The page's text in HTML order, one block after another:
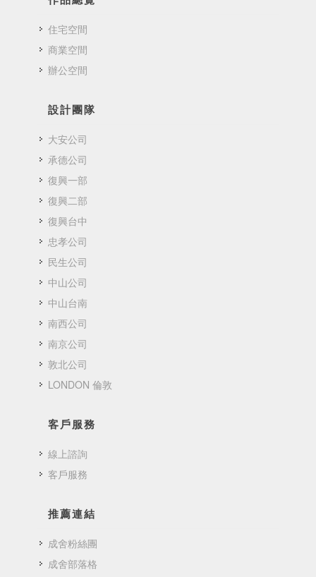
住宅空間
商業空間
辦公空間
設計團隊
大安公司
承德公司
復興一部
復興二部
復興台中
忠孝公司
民生公司
中山公司
中山台南
南西公司
南京公司
敦北公司
LONDON 倫敦
客戶服務
線上諮詢
客戶服務
推薦連結
成舍粉絲團
成舍部落格